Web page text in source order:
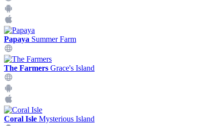
Papaya Summer Farm
The Farmers Grace's Island
Coral Isle Mysterious Island